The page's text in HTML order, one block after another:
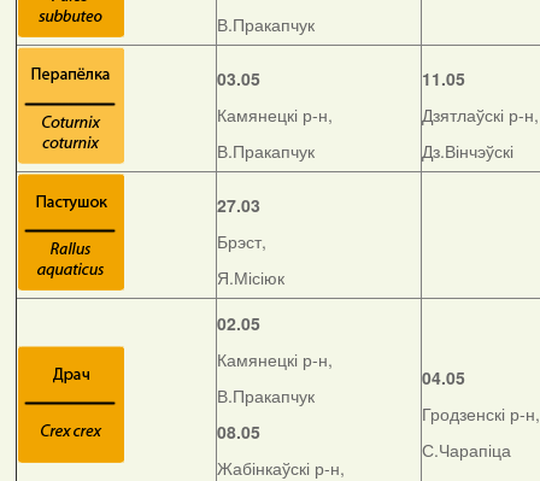
В.Пракапчук
03.05
Камянецкі р-н,
В.Пракапчук
11.05
Дзятлаўскі р-н,
Дз.Вінчэўскі
27.03
Брэст,
Я.Місіюк
02.05
Камянецкі р-н,
В.Пракапчук
08.05
Жабінкаўскі р-н,
04.05
Гродзенскі р-н,
С.Чарапіца